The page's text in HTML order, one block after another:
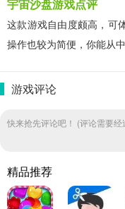
宇宙沙盘游戏点评
这款游戏自由度颇高，可
操作也较为简便，你能从
游戏评论
快来抢先评论吧！ (评论需要
精品推荐